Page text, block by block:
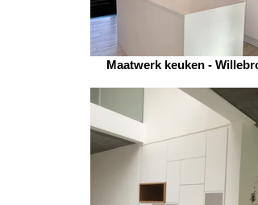
Maatwerk keuken -